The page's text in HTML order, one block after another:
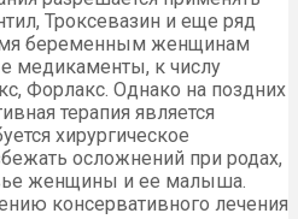
Троксевазин и еще ряд
беременным женщинам
медикаменты, к числу
Форлакс. Однако на поздних
терапия является
хирургическое
осложнений при родах,
женщины и ее малыша.
консервативного лечения